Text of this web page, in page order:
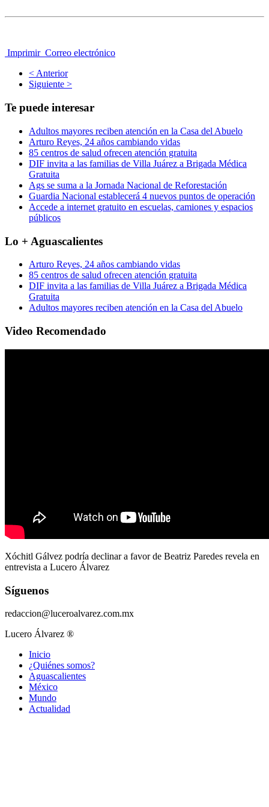
Imprimir Correo electrónico
< Anterior
Siguiente >
Te puede interesar
Adultos mayores reciben atención en la Casa del Abuelo
Arturo Reyes, 24 años cambiando vidas
85 centros de salud ofrecen atención gratuita
DIF invita a las familias de Villa Juárez a Brigada Médica
Gratuita
Ags se suma a la Jornada Nacional de Reforestación
Guardia Nacional establecerá 4 nuevos puntos de operación
Accede a internet gratuito en escuelas, camiones y espacios
públicos
Lo + Aguascalientes
Arturo Reyes, 24 años cambiando vidas
85 centros de salud ofrecen atención gratuita
DIF invita a las familias de Villa Juárez a Brigada Médica
Gratuita
Adultos mayores reciben atención en la Casa del Abuelo
Video Recomendado
Xóchitl Gálvez podría declinar a favor de Beatriz Paredes revela en
entrevista a Lucero Álvarez
Síguenos
redaccion@luceroalvarez.com.mx
Lucero Álvarez ®
Inicio
¿Quiénes somos?
Aguascalientes
México
Mundo
Actualidad